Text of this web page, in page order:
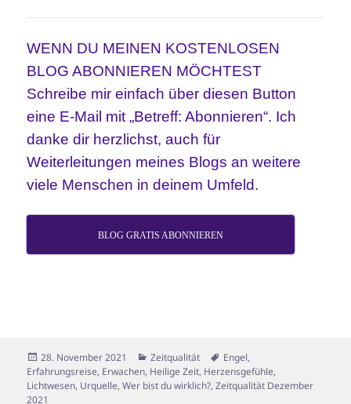
WENN DU MEINEN KOSTENLOSEN
BLOG ABONNIEREN MÖCHTEST
Schreibe mir einfach über diesen Button
eine E-Mail mit „Betreff: Abonnieren“. Ich
danke dir herzlichst, auch für
Weiterleitungen meines Blogs an weitere
viele Menschen in deinem Umfeld.
BLOG GRATIS ABONNIEREN
Veröffentlicht
am
28. November 2021 Kategorien
Zeitqualität Schlagwörter
Engel,
Erfahrungsreise, Erwachen, Heilige Zeit, Herzensgefühle,
Lichtwesen, Urquelle,Wer bist du wirklich?,Zeitqualität Dezember
2021